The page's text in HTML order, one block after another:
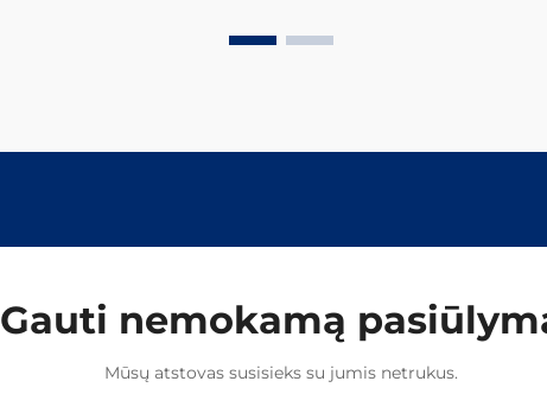
užtikrintos saugios ir efektyvios
Gauti nemokamą
Mūsų atstovas susisieks su jumis netrukus.